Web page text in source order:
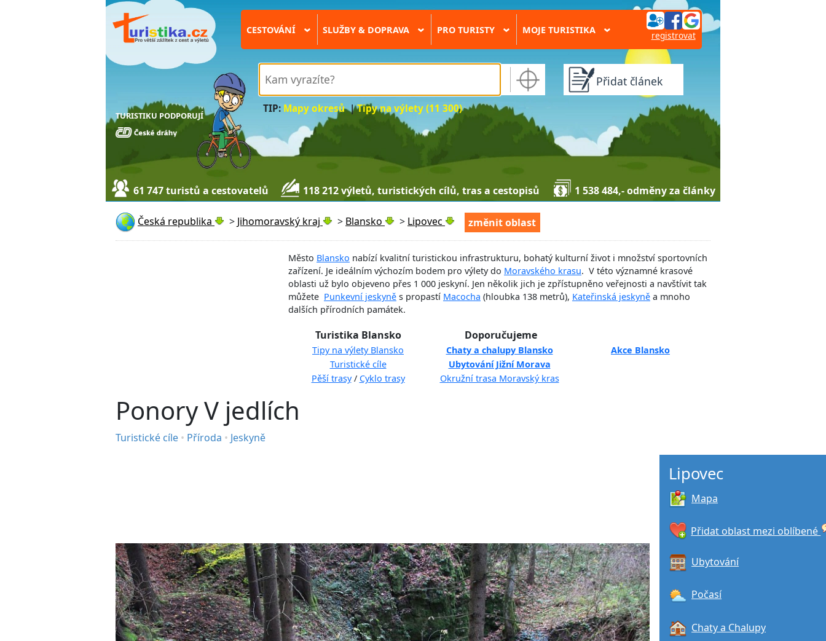
TURISTIKU PODPORUJÍ
CESTOVÁNÍ › SLUŽBY & DOPRAVA › PRO TURISTY › MOJE TURISTIKA › registrovat
TIP: Mapy okresů|Tipy na výlety (11 300)
Přidat článek
61 747 turistů a cestovatelů 118 212 výletů, turistických cílů, tras a cestopisů 1 538 484,- odměny za články
Česká republika > Jihomoravský kraj > Blansko > Lipovec změnit oblast
Město Blansko nabízí kvalitní turistickou infrastrukturu, bohatý kulturní život i množství sportovních
zařízení. Je ideálním výchozím bodem pro výlety do Moravského krasu. V této významné krasové
oblasti už bylo objeveno přes 1 000 jeskyní. Jen několik jich je zpřístupněno veřejnosti a navštívit tak
můžete Punkevní jeskyně s propastí Macocha (hloubka 138 metrů), Kateřinská jeskyně a mnoho
dalších přírodních památek.
Turistika Blansko Doporučujeme
Tipy na výlety Blansko Chaty a chalupy Blansko
Akce Blansko
Turistické cíle
Ubytování Jižní Morava
Pěší trasy/ Cyklo trasy Okružní trasa Moravský kras
Ponory V jedlích
Turistické cíle • Příroda • Jeskyně
Lipovec
Mapa
Přidat oblast mezi oblíbené
Ubytování
Počasí
Chaty a Chalupy